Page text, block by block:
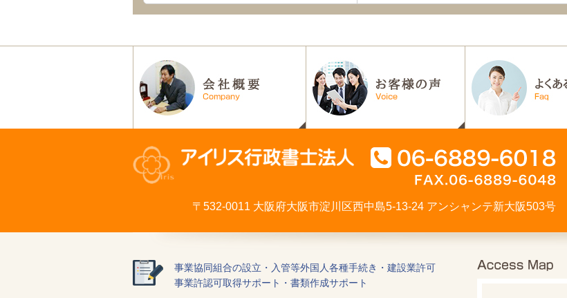
〒532-0011 大阪府大阪市淀川区西中島5-13-24 アンシャンテ新大阪503号
事業協同組合の設立・入管等外国人各種手続き・建設業許可
事業許認可取得サポート・書類作成サポート